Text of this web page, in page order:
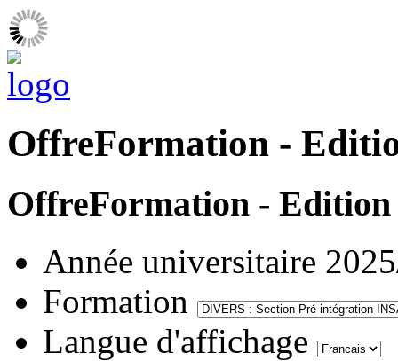
OffreFormation -
OffreFormation - Edition
Année universitaire
Formation
Langue d'affichage